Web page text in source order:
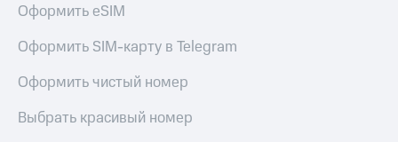
Оформить eSIM
Оформить SIM-карту в Telegram
Оформить чистый номер
Выбрать красивый номер